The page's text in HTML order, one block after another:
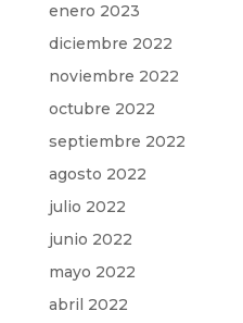
enero 2023
diciembre 2022
noviembre 2022
octubre 2022
septiembre 2022
agosto 2022
julio 2022
junio 2022
mayo 2022
abril 2022